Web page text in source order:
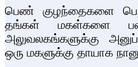
பெண் குழந்தைகளை
தங்கள் மகள்களை
அலுவலகங்களுக்கு
ஒரு மகளுக்கு தாயாக